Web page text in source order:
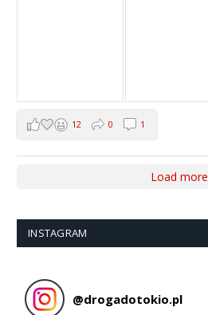
12 0 1
Load more
INSTAGRAM
@drogadotokio.pl